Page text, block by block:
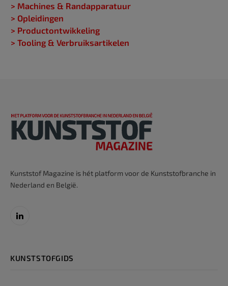
> Machines & Randapparatuur
> Opleidingen
> Productontwikkeling
> Tooling & Verbruiksartikelen
Kunststof Magazine is hét platform voor de Kunststofbranche in
Nederland en België.
LinkedIn
KUNSTSTOFGIDS